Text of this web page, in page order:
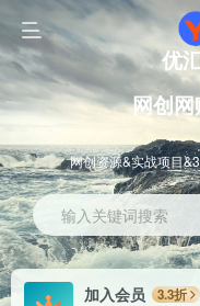
优
网创
网创资源&实战项目
输入关键词搜索
加入会员
3.3折